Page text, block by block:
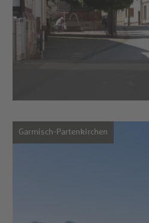
Garmisch-Partenkirchen